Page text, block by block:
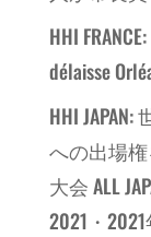
HHI
délaisse
HHI JAPAN:
への出場
大会 ALL
2021・